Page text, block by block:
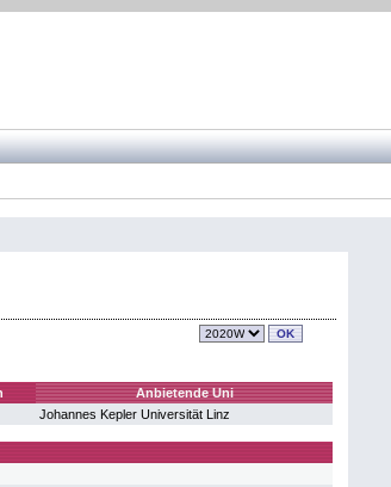
Anbietende Uni
Johannes Kepler Universität Linz